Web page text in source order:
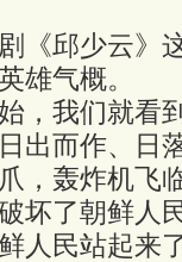
邱少云》这
雄气概。
我们就看到
出而作、日
，轰炸机飞
坏了朝鲜人
人民站起来